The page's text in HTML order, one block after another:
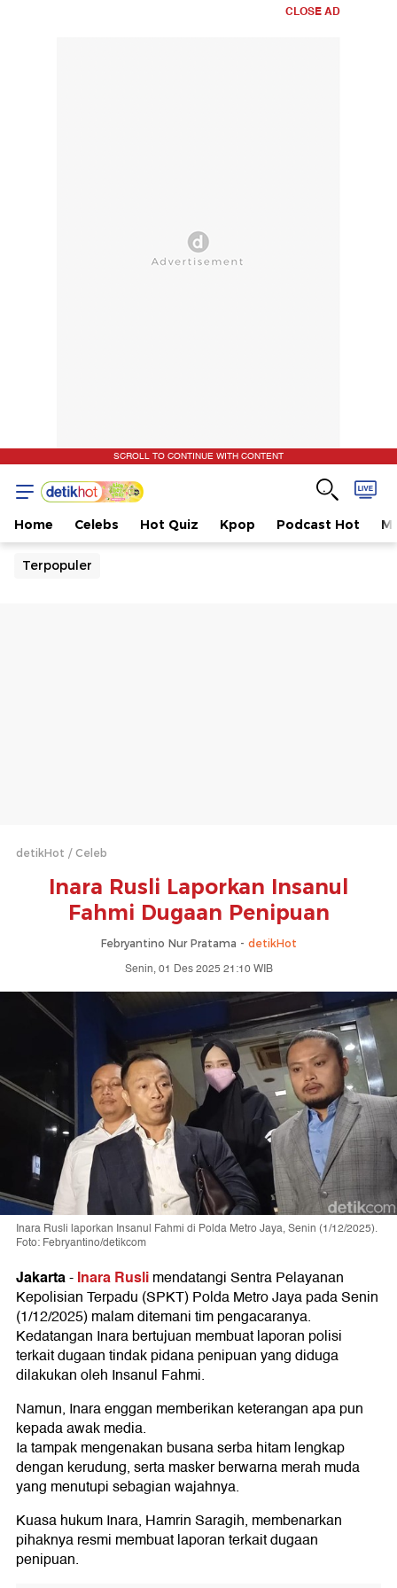
CLOSE AD
SCROLL TO CONTINUE WITH CONTENT
Home Celebs Hot Quiz Kpop Podcast Hot
Terpopuler
detikHot Celeb
Inara Rusli Laporkan Insanul
Fahmi Dugaan Penipuan
Febryantino Nur Pratama - detikHot
Senin, 01 Des 2025 21:10 WIB
Inara Rusli laporkan Insanul Fahmi di Polda Metro Jaya, Senin (1/12/2025).
Foto: Febryantino/detikcom
Jakarta-Inara Ruslimendatangi Sentra Pelayanan
Kepolisian Terpadu (SPKT) Polda Metro Jaya pada Senin
(1/12/2025) malam ditemani tim pengacaranya.
Kedatangan Inara bertujuan membuat laporan polisi
terkait dugaan tindak pidana penipuan yang diduga
dilakukan oleh Insanul Fahmi.
Namun, Inara enggan memberikan keterangan apa pun
kepada awak media.
Ia tampak mengenakan busana serba hitam lengkap
dengan kerudung, serta masker berwarna merah muda
yang menutupi sebagian wajahnya.
Kuasa hukum Inara, Hamrin Saragih, membenarkan
pihaknya resmi membuat laporan terkait dugaan
penipuan.